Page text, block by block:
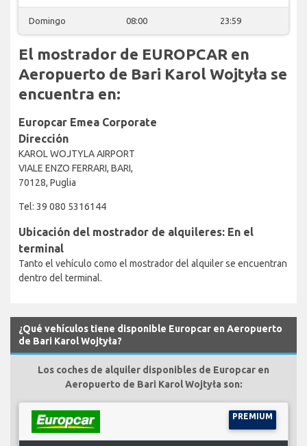
Domingo 08:00 23:59
El mostrador de EUROPCAR en
Aeropuerto de Bari Karol Wojtyła se
encuentra en:
Europcar Emea Corporate
Dirección
KAROL WOJTYLA AIRPORT
VIALE ENZO FERRARI, BARI,
70128, Puglia
Tel: 39 080 5316144
Ubicación del mostrador de alquileres: En el
terminal
Tanto el vehículo como el mostrador del alquiler se encuentran
dentro del terminal.
¿Qué vehículos tiene disponible Europcar en Aeropuerto
de Bari Karol Wojtyła?
Los coches de alquiler disponibles de Europcar en
Aeropuerto de Bari Karol Wojtyła son:
PREMIUM